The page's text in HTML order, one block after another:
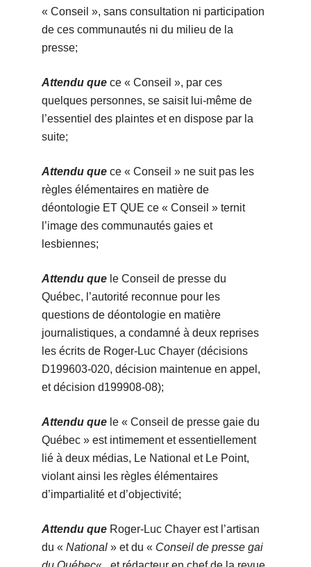
« Conseil », sans consultation ni participation
de ces communautés ni du milieu de la
presse;
Attendu que ce « Conseil », par ces
quelques personnes, se saisit lui-même de
l’essentiel des plaintes et en dispose par la
suite;
Attendu que ce « Conseil » ne suit pas les
règles élémentaires en matière de
déontologie ET QUE ce « Conseil » ternit
l’image des communautés gaies et
lesbiennes;
Attendu que le Conseil de presse du
Québec, l’autorité reconnue pour les
questions de déontologie en matière
journalistiques, a condamné à deux reprises
les écrits de Roger-Luc Chayer (décisions
D199603-020, décision maintenue en appel,
et décision d199908-08);
Attendu que le « Conseil de presse gaie du
Québec » est intimement et essentiellement
lié à deux médias, Le National et Le Point,
violant ainsi les règles élémentaires
d’impartialité et d’objectivité;
Attendu queRoger-Luc Chayer est l’artisan
du « National» et du « Conseil de presse gai